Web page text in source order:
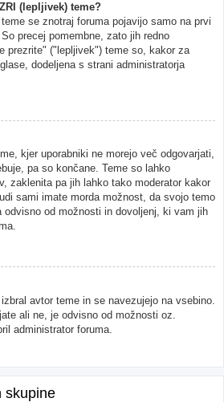
(lepljivek) teme?
se znotraj foruma pojavijo samo na prvi
precej pomembne, zato jih redno
prezrite" ("lepljivek") teme so, kakor za
dodeljena s strani administratorja
kjer uporabniki ne morejo več odgovarjati,
pa so končane. Teme so lahko
zaklenita pa jih lahko tako moderator kakor
sami imate morda možnost, da svojo temo
odvisno od možnosti in dovoljenj, ki vam jih
avtor teme in se navezujejo na vsebino.
ali ne, je odvisno od možnosti oz.
administrator foruma.
skupine